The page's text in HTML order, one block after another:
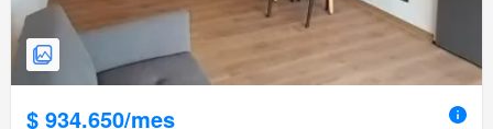
$ 934.650/mes